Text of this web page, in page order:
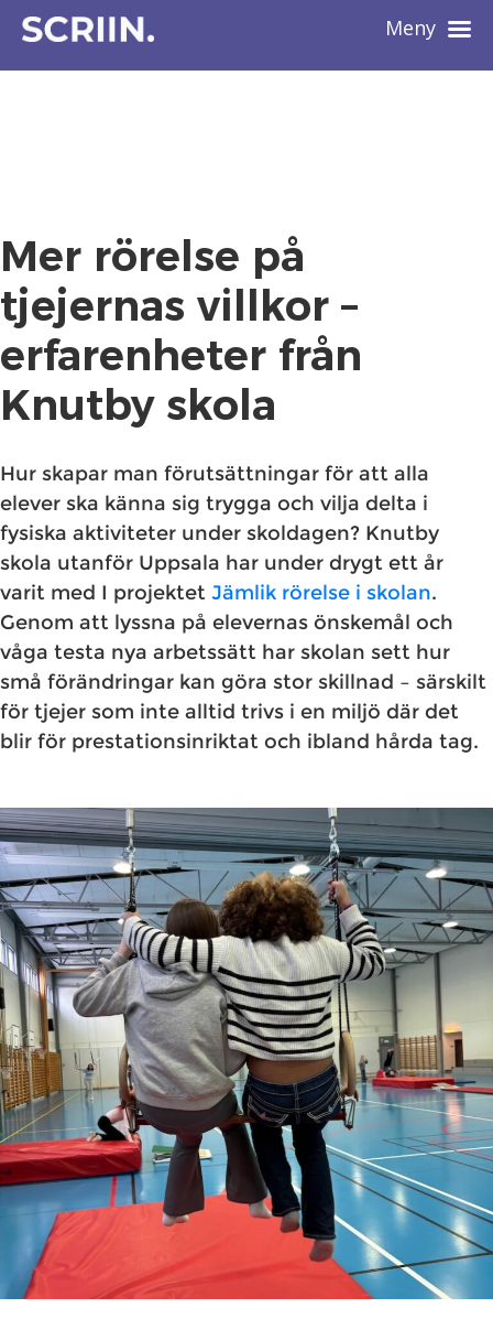
Mer rörelse på
tjejernas villkor –
erfarenheter från
Knutby skola
Hur skapar man förutsättningar för att alla
elever ska känna sig trygga och vilja delta i
fysiska aktiviteter under skoldagen? Knutby
skola utanför Uppsala har under drygt ett år
varit med I projektet Jämlik rörelse i skolan.
Genom att lyssna på elevernas önskemål och
våga testa nya arbetssätt har skolan sett hur
små förändringar kan göra stor skillnad – särskilt
för tjejer som inte alltid trivs i en miljö där det
blir för prestationsinriktat och ibland hårda tag.
Meny